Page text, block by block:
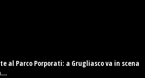
al Parco Porporati: a Grugliasco va in scena